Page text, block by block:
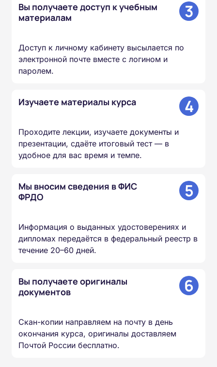
Вы получаете доступ к учебным
материалам
3
Доступ к личному кабинету высылается по
электронной почте вместе с логином и
паролем.
Изучаете материалы курса 4
Проходите лекции, изучаете документы и
презентации, сдаёте итоговый тест — в
удобное для вас время и темпе.
Мы вносим сведения в ФИС
ФРДО
5
Информация о выданных удостоверениях и
дипломах передаётся в федеральный реестр в
течение 20–60 дней.
Вы получаете оригиналы
документов
6
Скан-копии направляем на почту в день
окончания курса, оригиналы доставляем
Почтой России бесплатно.